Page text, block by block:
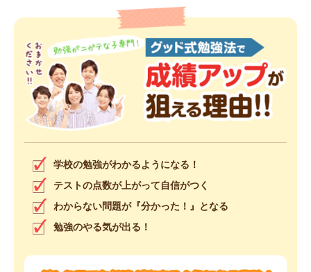
学校の勉強がわかるようになる！
テストの点数が上がって自信がつく
わからない問題が『分かった！』となる
勉強のやる気が出る！